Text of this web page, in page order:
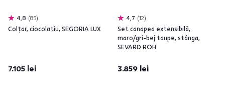
4,8 85
Colţar, ciocolatiu, SEGORIA LUX
7.105 lei
4,7 12
Set canapea extensibilă,
maro/gri-bej taupe, stânga,
SEVARD ROH
3.859 lei